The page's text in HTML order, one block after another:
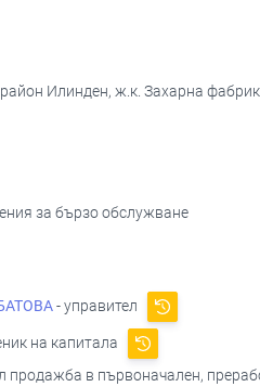
Илинден, ж.к. Захарна
за бързо обслужване
- управител
на капитала
продажба в първоначален,